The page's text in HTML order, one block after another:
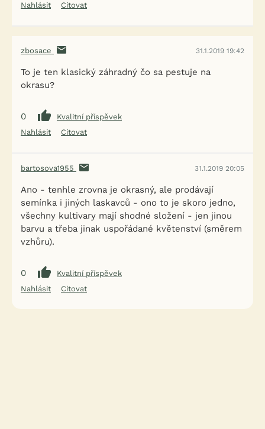
Nahlásit
Citovat
zbosace 31.1.2019 19:42
To je ten klasický záhradný čo sa pestuje na
okrasu?
0
Kvalitní příspěvek
Nahlásit
Citovat
bartosova1955 31.1.2019 20:05
Ano - tenhle zrovna je okrasný, ale prodávají
semínka i jiných laskavců - ono to je skoro jedno,
všechny kultivary mají shodné složení - jen jinou
barvu a třeba jinak uspořádané květenství (směrem
vzhůru).
0
Kvalitní příspěvek
Nahlásit
Citovat